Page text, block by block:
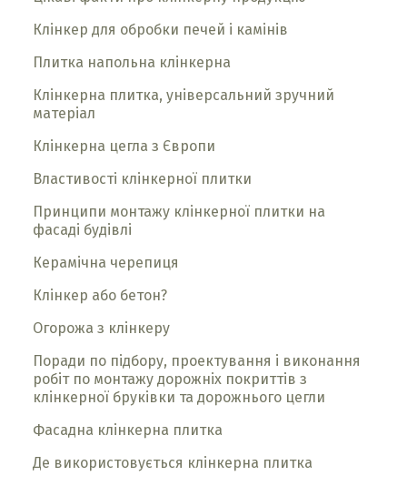
Клінкер для обробки печей і камінів
Плитка напольна клінкерна
Клінкерна плитка, універсальний зручний
матеріал
Клінкерна цегла з Європи
Властивості клінкерної плитки
Принципи монтажу клінкерної плитки на
фасаді будівлі
Керамічна черепиця
Клінкер або бетон?
Огорожа з клінкеру
Поради по підбору, проектування і виконання
робіт по монтажу дорожніх покриттів з
клінкерної бруківки та дорожнього цегли
Фасадна клінкерна плитка
Де використовується клінкерна плитка